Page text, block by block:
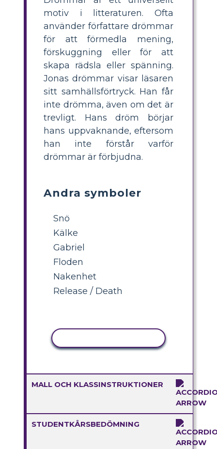
motiv i litteraturen. Ofta
använder författare drömmar
för att förmedla mening,
förskuggning eller för att
skapa rädsla eller spänning.
Jonas drömmar visar läsaren
sitt samhällsförtryck. Han får
inte drömma, även om det är
trevligt. Hans dröm börjar
hans uppvaknande, eftersom
han inte förstår varför
drömmar är förbjudna.
Andra symboler
Snö
Kälke
Gabriel
Floden
Nakenhet
Release / Death
MALL OCH KLASSINSTRUKTIONER
STUDENTKÅRSBEDÖMNING